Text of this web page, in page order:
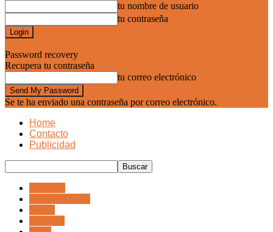
tu nombre de usuario
tu contraseña
Password recovery
Recupera tu contraseña
tu correo electrónico
Se te ha enviado una contraseña por correo electrónico.
Home
Contacto
Publicidad